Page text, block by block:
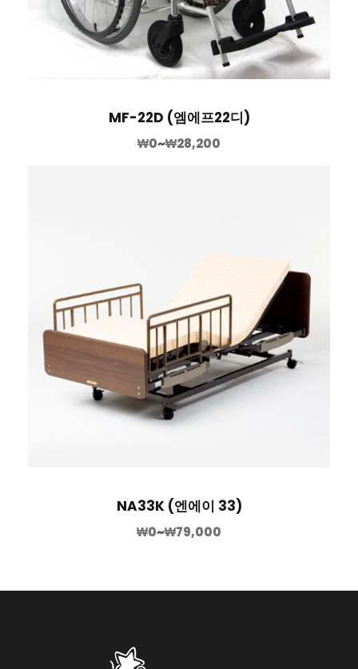
MF-22D (엠에프22디)
₩0~₩28,200
NA33K (엔에이 33)
₩0~₩79,000